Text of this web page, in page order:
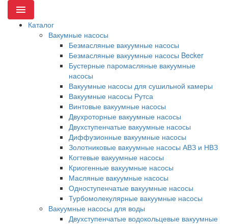
Menu
Каталог
Вакумные насосы
Безмасляные вакуумные насосы
Безмасляные вакуумные насосы Becker
Бустерные паромасляные вакуумные
насосы
Вакуумные насосы для сушильной камеры
Вакуумные насосы Рутса
Винтовые вакуумные насосы
Двухроторные вакуумные насосы
Двухступенчатые вакуумные насосы
Диффузионные вакуумные насосы
Золотниковые вакуумные насосы АВЗ и НВЗ
Когтевые вакуумные насосы
Криогенные вакуумные насосы
Масляные вакуумные насосы
Одноступенчатые вакуумные насосы
Турбомолекулярные вакуумные насосы
Вакуумные насосы для воды
Двухступенчатые водокольцевые вакуумные